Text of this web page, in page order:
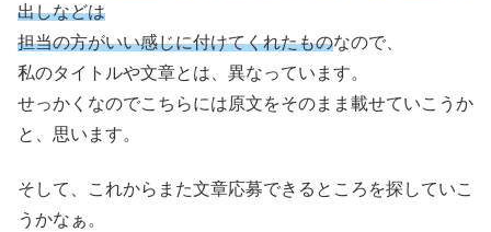
出しなどは
担当の方がいい感じに付けてくれたものなので、
私のタイトルや文章とは、異なっています。
せっかくなのでこちらには原文をそのまま載せていこうか
と、思います。
そして、これからまた文章応募できるところを探していこ
うかなぁ。